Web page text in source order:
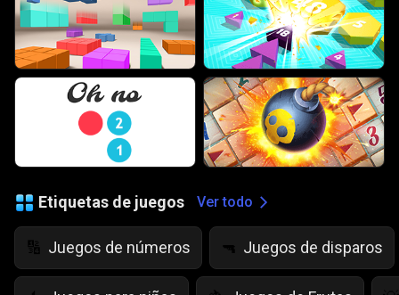
Etiquetas de juegos Ver todo
🔢 Juegos de números 🔫 Juegos de disparos